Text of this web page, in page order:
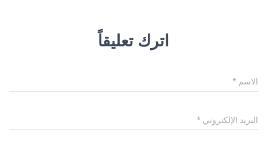
اترك تعليقاً
الاسم *
البريد الإلكتروني *